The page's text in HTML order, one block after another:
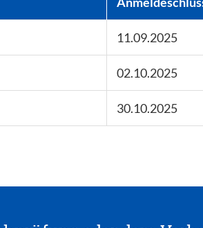
11.09.2025
02.10.2025
30.10.2025